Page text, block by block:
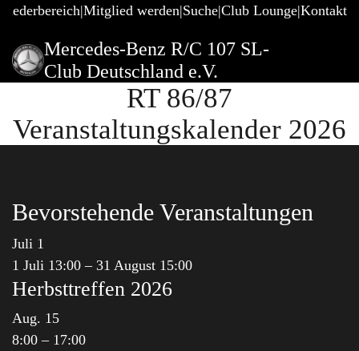
Mitglied werden Suche Club Lounge Kontakt
Mercedes-Benz R/C 107 SL-
Club Deutschland e.V.
RT 86/87
Veranstaltungskalender 2026
Bevorstehende Veranstaltungen
Juli 1
1 Juli 13:00 – 31 August 15:00
Herbsttreffen 2026
Aug. 15
8:00 – 17:00